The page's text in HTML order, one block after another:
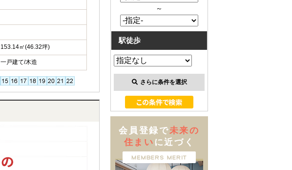
153.14㎡(46.32坪)
一戸建て/木造
～
駅徒歩
さらに条件を選択
会員登録で未来の
住まい に近づく